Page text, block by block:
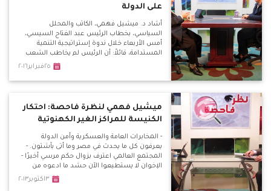
على الدولة
أشاد د. ميشيل فهمي، الكاتب والمحلل
السياسي، بخطاب الرئيس عبد الفتاح السيسي،
أمس الأربعاء خلال ندوة إستراتيجية التنمية
المستدامة، قائلاً: أن الرئيس لم يخاطب الشعب
بل شاركه بهمومه وعلى رأسها المؤامرات التي
"الإعلاميين".
٢٥فبراير٢٠١٦
ميشيل فهمي لنظرة فاحصة: احتكار
الكنيسة للمراكز الغير الكهنوتية
- المخابرات العامة والعسكرية وأمن الدولة
يعرفون كل ما يحدث في مصر وما أتى بآشتون. -
المجتمع العالمي اعترف بزوال حكم مرسي أخيرًا -
الإخوان لا يستطيعوا الآن حشد ما ادعوه من
مليونيات - رئيس الوزراء لا ينفذ سوى السياسات
٣اكتوبر٢٠١٣